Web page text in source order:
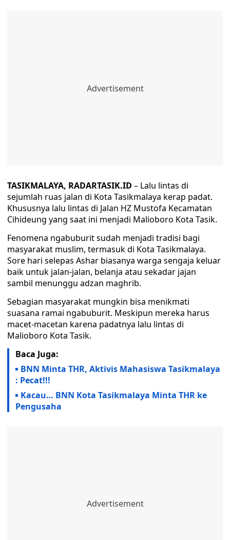
TASIKMALAYA, RADARTASIK.ID – Lalu lintas di
sejumlah ruas jalan di Kota Tasikmalaya kerap padat.
Khususnya lalu lintas di Jalan HZ Mustofa Kecamatan
Cihideung yang saat ini menjadi Malioboro Kota Tasik.
Fenomena ngabuburit sudah menjadi tradisi bagi
masyarakat muslim, termasuk di Kota Tasikmalaya.
Sore hari selepas Ashar biasanya warga sengaja keluar
baik untuk jalan-jalan, belanja atau sekadar jajan
sambil menunggu adzan maghrib.
Sebagian masyarakat mungkin bisa menikmati
suasana ramai ngabuburit. Meskipun mereka harus
macet-macetan karena padatnya lalu lintas di
Malioboro Kota Tasik.
Baca Juga:
BNN Minta THR, Aktivis Mahasiswa Tasikmalaya
: Pecat!!!
Kacau… BNN Kota Tasikmalaya Minta THR ke
Pengusaha